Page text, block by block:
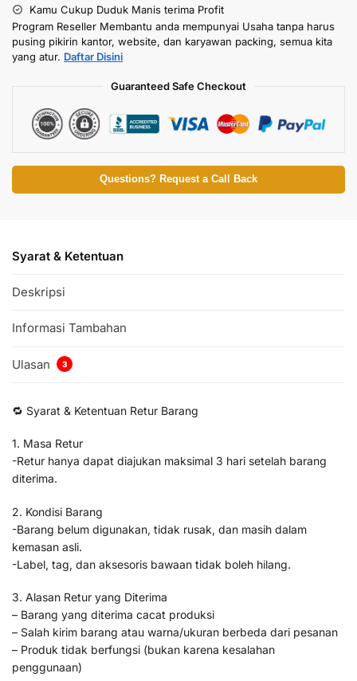
Kamu Cukup Duduk Manis terima Profit
Program Reseller Membantu anda mempunyai Usaha tanpa harus
pusing pikirin kantor, website, dan karyawan packing, semua kita
yang atur. Daftar Disini
Guaranteed Safe Checkout
Questions? Request a Call Back
Syarat & Ketentuan
Deskripsi
Informasi Tambahan
Ulasan 3
🔁 Syarat & Ketentuan Retur Barang
1. Masa Retur
-Retur hanya dapat diajukan maksimal 3 hari setelah barang
diterima.
2. Kondisi Barang
-Barang belum digunakan, tidak rusak, dan masih dalam
kemasan asli.
-Label, tag, dan aksesoris bawaan tidak boleh hilang.
3. Alasan Retur yang Diterima
– Barang yang diterima cacat produksi
– Salah kirim barang atau warna/ukuran berbeda dari pesanan
– Produk tidak berfungsi (bukan karena kesalahan
penggunaan)